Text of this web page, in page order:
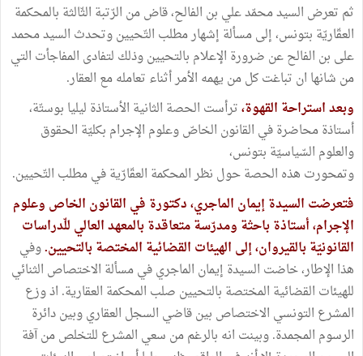
ثم تعرض السيد محمّد علي بن الفالح، قاض من الرّتبة الثّالثة بالمحكمة
العقّاريّة بتونس، إلى مسألة إشهار مطلب التّحيين وتحدث السيد محمد
على بن الفالح عن ضرورة الإعلام بالتحيين وذلك لتفادى المفاجأت التي
من شانها ان تباغت كل من يهمه الأمر أثناء تعامله مع العقار.
وبعد استراحة القهوة،ترأست الحصة الثانية الأستاذة ليليا بوستّة،
أستاذة محاضرة في القانون الخاصّ وعلوم الإجرام بكليّة الحقوق
والعلوم السّياسيّة بتونس،
وتمحورت هذه الحصة حول نظر المحكمة العقّارّية في مطلب التّحيين.
فتعرضت السيدة إيمان الماجري، دكتورة في القانون الخاص وعلوم
الإجرام، أستاذة باحثة ومدرّسة متعاقدة بالمعهد العالي للّدراسات
القانونيّة بالقيروان، إلى الهيئات القضائية المختصة بالتحيين.وفي
هذا الإطار، خاضت السيدة إيمان الماجري في مسألة الاختصاص الثنائي
للهيئات القضائية المختصة بالتحيين صلب المحكمة العقارية. اذ وزع
المشرع التونسي الاختصاص بين قاضي السجل العقاري وبين دائرة
الرسوم المجمدة. وبينت انه بالرغم من سعي المشرع للتخلص من آفة